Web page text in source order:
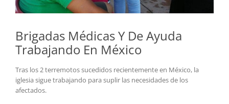
Brigadas Médicas Y De Ayuda
Trabajando En México
Tras los 2 terremotos sucedidos recientemente en México, la
iglesia sigue trabajando para suplir las necesidades de los
afectados.